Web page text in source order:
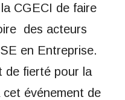
CGECI de faire
des acteurs
en Entreprise.
de fierté pour la
événement de